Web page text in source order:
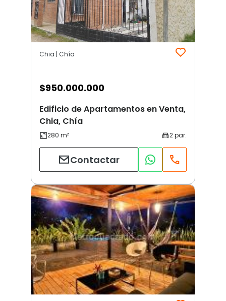
Chia | Chía
$950.000.000
Edificio de Apartamentos en Venta,
Chia, Chía
Contactar